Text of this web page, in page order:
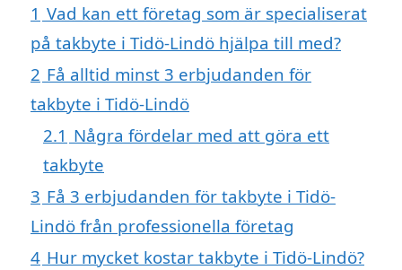
1 Vad kan ett företag som är specialiserat
på takbyte i Tidö-Lindö hjälpa till med?
2 Få alltid minst 3 erbjudanden för
takbyte i Tidö-Lindö
2.1 Några fördelar med att göra ett
takbyte
3 Få 3 erbjudanden för takbyte i Tidö-
Lindö från professionella företag
4 Hur mycket kostar takbyte i Tidö-Lindö?